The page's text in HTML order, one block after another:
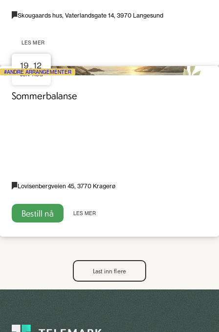
Skougaards hus, Vaterlandsgate 14, 3970 Langesund
LES MER
ANDRE ARRANGEMENTER
19
JUN
-12
AUG
Sommerbalanse
Lovisenbergveien 45, 3770 Kragerø
Bestill nå LES MER
Last inn flere